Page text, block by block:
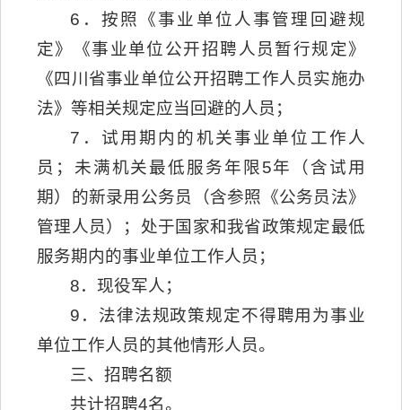
6．按照《事业单位人事管理回避规
定》《事业单位公开招聘人员暂行规定》
《四川省事业单位公开招聘工作人员实施办
法》等相关规定应当回避的人员；
7．试用期内的机关事业单位工作人
员；未满机关最低服务年限5年（含试用
期）的新录用公务员（含参照《公务员法》
管理人员）；处于国家和我省政策规定最低
服务期内的事业单位工作人员；
8．现役军人；
9．法律法规政策规定不得聘用为事业
单位工作人员的其他情形人员。
三、招聘名额
共计招聘4名。